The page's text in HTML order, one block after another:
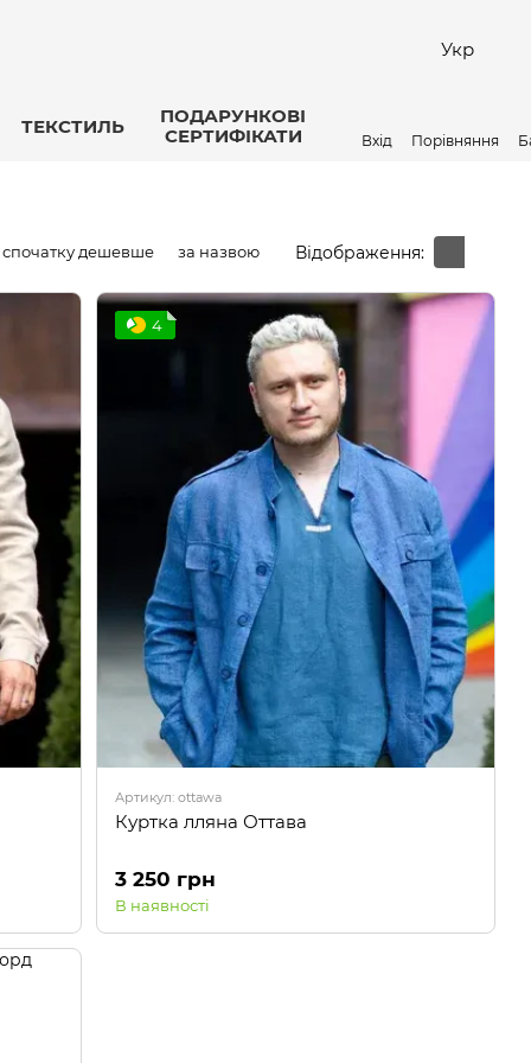
Укр
ТЕКСТИЛЬ
ПОДАРУНКОВІ
СЕРТИФІКАТИ
Вхід Порівняння
спочатку дешевше за назвою Відображення:
4
Артикул: ottawa
Куртка лляна Оттава
3 250 грн
В наявності